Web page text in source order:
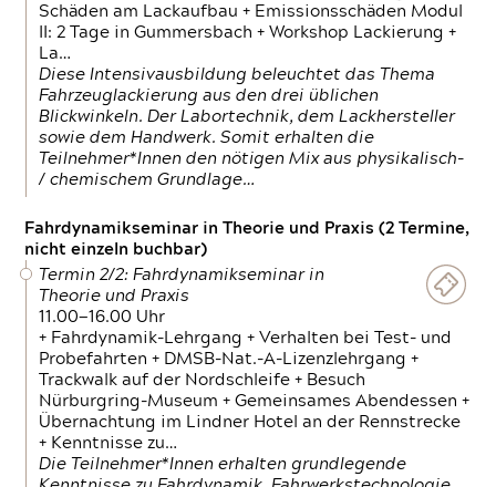
Schäden am Lackaufbau + Emissionsschäden Modul
II: 2 Tage in Gummersbach + Workshop Lackierung +
La…
Diese Intensivausbildung beleuchtet das Thema
Fahrzeuglackierung aus den drei üblichen
Blickwinkeln. Der Labortechnik, dem Lackhersteller
sowie dem Handwerk. Somit erhalten die
Teilnehmer*Innen den nötigen Mix aus physikalisch-
/ chemischem Grundlage…
Fahrdynamikseminar in Theorie und Praxis (2 Termine,
nicht einzeln buchbar)
Termin 2/2: Fahrdynamikseminar in
Theorie und Praxis
11.00—16.00 Uhr
+ Fahrdynamik-Lehrgang + Verhalten bei Test- und
Probefahrten + DMSB-Nat.-A-Lizenzlehrgang +
Trackwalk auf der Nordschleife + Besuch
Nürburgring-Museum + Gemeinsames Abendessen +
Übernachtung im Lindner Hotel an der Rennstrecke
+ Kenntnisse zu…
Die Teilnehmer*Innen erhalten grundlegende